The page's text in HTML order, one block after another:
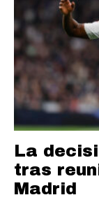
La
tras
Madrid